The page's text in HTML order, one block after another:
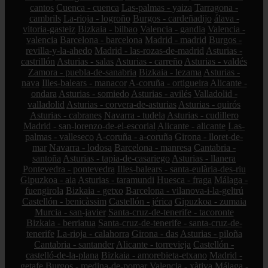
cantos Cuenca - cuenca Las-palmas - yaiza Tarragona -
cambrils La-rioja - logroño Burgos - cardeñadijo álava -
vitoria-gasteiz Bizkaia - bilbao Valencia - gandia Valencia -
valencia Barcelona - barcelona Madrid - madrid Burgos -
revilla-y-la-ahedo Madrid - las-rozas-de-madrid Asturias -
castrillón Asturias - salas Asturias - carreño Asturias - valdés
Zamora - puebla-de-sanabria Bizkaia - lezama Asturias -
nava Illes-balears - manacor A-coruña - ortigueira Alicante -
ondara Asturias - somiedo Asturias - avilés Valladolid -
valladolid Asturias - corvera-de-asturias Asturias - quirós
Asturias - cabranes Navarra - tudela Asturias - cudillero
Madrid - san-lorenzo-de-el-escorial Alicante - alicante Las-
palmas - valleseco A-coruña - a-coruña Girona - lloret-de-
mar Navarra - lodosa Barcelona - manresa Cantabria -
santoña Asturias - tapia-de-casariego Asturias - llanera
Pontevedra - pontevedra Illes-balears - santa-eulària-des-riu
Gipuzkoa - aia Asturias - taramundi Huesca - fraga Málaga -
fuengirola Bizkaia - getxo Barcelona - vilanova-i-la-geltrú
Castellón - benicàssim Castellón - jérica Gipuzkoa - zumaia
Murcia - san-javier Santa-cruz-de-tenerife - tacoronte
Bizkaia - berriatua Santa-cruz-de-tenerife - santa-cruz-de-
tenerife La-rioja - calahorra Girona - das Asturias - piloña
Cantabria - santander Alicante - torrevieja Castellón -
castelló-de-la-plana Bizkaia - amorebieta-etxano Madrid -
getafe Burgos - medina-de-pomar Valencia - xàtiva Málaga -